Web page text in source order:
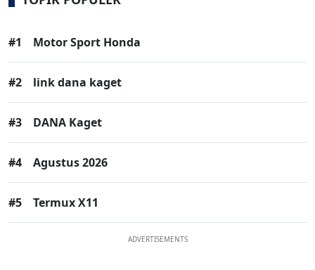
#1 Motor Sport Honda
#2 link dana kaget
#3 DANA Kaget
#4 Agustus 2026
#5 Termux X11
ADVERTISEMENTS